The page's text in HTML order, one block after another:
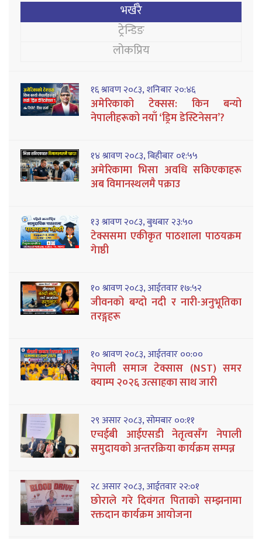
भर्खरै
ट्रेन्डिङ
लोकप्रिय
१६ श्रावण २०८३, शनिबार २०:४६
अमेरिकाको टेक्सस: किन बन्यो
नेपालीहरूको नयाँ ‘ड्रिम डेस्टिनेसन’?
१४ श्रावण २०८३, बिहीबार ०१:५५
अमेरिकामा भिसा अवधि सकिएकाहरू
अब विमानस्थलमै पक्राउ
१३ श्रावण २०८३, बुधबार २३:५०
टेक्ससमा एकीकृत पाठशाला पाठयक्रम
गेाष्ठी
१० श्रावण २०८३, आईतवार १७:५२
जीवनको बग्दो नदी र नारी-अनुभूतिका
तरङ्गहरू
१० श्रावण २०८३, आईतवार ००:००
नेपाली समाज टेक्सास (NST) समर
क्याम्प २०२६ उत्साहका साथ जारी
२९ असार २०८३, सोमबार ००:११
एचईबी आईएसडी नेतृत्वसँग नेपाली
समुदायको अन्तरक्रिया कार्यक्रम सम्पन्न
२८ असार २०८३, आईतवार २२:०१
छोराले गरे दिवंगत पिताको सम्झनामा
रक्तदान कार्यक्रम आयोजना